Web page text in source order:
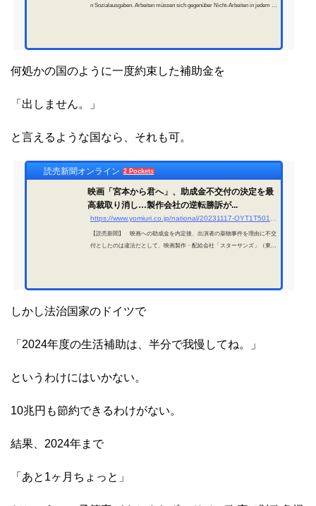
n Sozialausgaben. Arbeiten müssen sich gegenüber Nicht-Arbeiten in jedem Fa
何処かの国のように一度約束した補助金を
「出しません。」
と言えるような国なら、それも可。
読売新聞オンライン 2 Pockets
映画「宮本から君へ」、助成金不交付の決定を最
高裁取り消し…製作会社の逆転勝訴が...
【読売新聞】 映画への助成金を内定後、出演者の薬物事件を理由に不交
付としたのは違法だとして、映画製作・配給会社「スターサンズ」（東
しかし法治国家のドイツで
「2024年度の生活補助は、半分で我慢してね。」
というわけにはいかない。
10兆円も節約できるわけがない。
結果、2024年まで
「あと1ヶ月ちょっと」